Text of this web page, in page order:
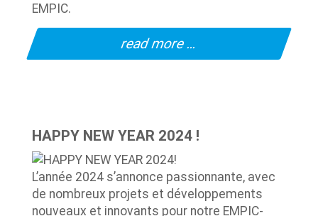
EMPIC.
read more …
HAPPY NEW YEAR 2024 !
L’année 2024 s’annonce passionnante, avec
de nombreux projets et développements
nouveaux et innovants pour notre EMPIC-